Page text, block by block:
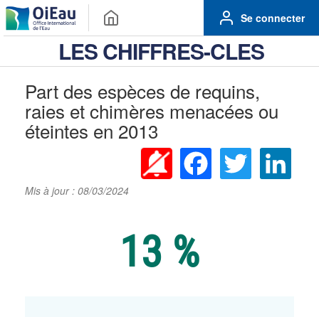
Se connecter
LES CHIFFRES-CLES
Part des espèces de requins,
raies et chimères menacées ou
éteintes en 2013
Facebook Twitter
Mis à jour : 08/03/2024
13 %